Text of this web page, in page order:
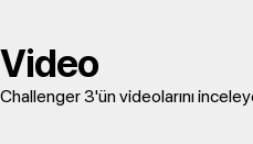
Video
Challenger 3'ün videolarını